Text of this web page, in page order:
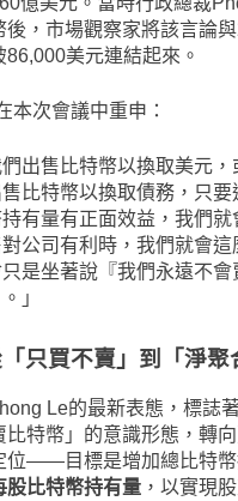
後，市場觀察家將該言論
86,000美元連結起來。
本次會議中重申：
們出售比特幣以換取美元
比特幣以換取債務，只要
有量有正面效益，我們就
公司有利時，我們就會這
是坐著說『我們永遠不會
」
只買不賣」到「淨聚
Le的最新表態，標誌
比特幣」的意識形態，轉
位——目標是增加總比特
股比特幣持有量 ，以實現